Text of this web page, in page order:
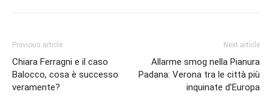
Previous article
Chiara Ferragni e il caso
Balocco, cosa è successo
veramente?
Next article
Allarme smog nella Pianura
Padana: Verona tra le città più
inquinate d’Europa